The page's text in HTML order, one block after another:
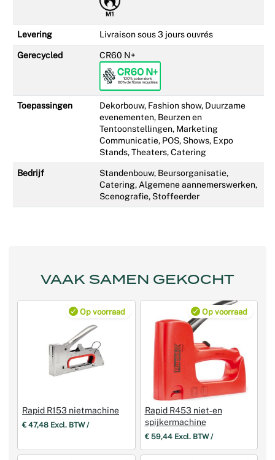
Levering Livraison sous 3 jours ouvrés
Gerecycled CR60 N+
Toepassingen
Dekorbouw, Fashion show, Duurzame
evenementen, Beurzen en
Tentoonstellingen, Marketing
Communicatie, POS, Shows, Expo
Stands, Theaters, Catering
Bedrijf
Standenbouw, Beursorganisatie,
Catering, Algemene aannemerswerken,
Scenografie, Stoffeerder
VAAK SAMEN GEKOCHT
Op voorraad
Rapid R153 nietmachine
€ 47,48 Excl. BTW /
Op voorraad
Rapid R453 niet‑en
spijkermachine
€ 59,44 Excl. BTW /